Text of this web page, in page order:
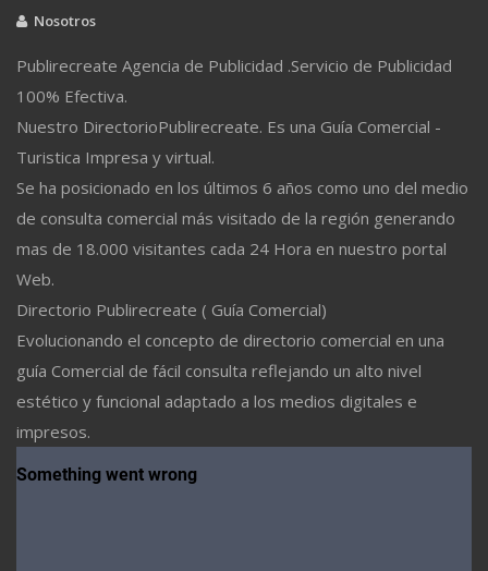
Nosotros
Publirecreate Agencia de Publicidad .Servicio de Publicidad
100% Efectiva.
Nuestro DirectorioPublirecreate. Es una Guía Comercial -
Turistica Impresa y virtual.
Se ha posicionado en los últimos 6 años como uno del medio
de consulta comercial más visitado de la región generando
mas de 18.000 visitantes cada 24 Hora en nuestro portal
Web.
Directorio Publirecreate ( Guía Comercial)
Evolucionando el concepto de directorio comercial en una
guía Comercial de fácil consulta reflejando un alto nivel
estético y funcional adaptado a los medios digitales e
impresos.